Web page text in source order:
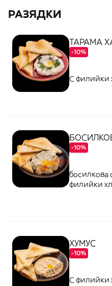
РАЗЯДКИ
ТАРАМА
-10%
С филийки
-10%
босилкова
филийки
ХУМУС
-10%
С филийки